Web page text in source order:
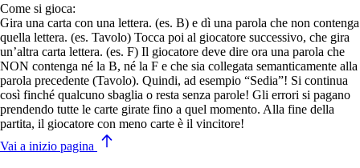
Come si gioca:
Gira una carta con una lettera. (es. B) e dì una parola che non contenga
quella lettera. (es. Tavolo) Tocca poi al giocatore successivo, che gira
un’altra carta lettera. (es. F) Il giocatore deve dire ora una parola che
NON contenga né la B, né la F e che sia collegata semanticamente alla
parola precedente (Tavolo). Quindi, ad esempio “Sedia”! Si continua
così finché qualcuno sbaglia o resta senza parole! Gli errori si pagano
prendendo tutte le carte girate fino a quel momento. Alla fine della
partita, il giocatore con meno carte è il vincitore!
Vai a inizio pagina